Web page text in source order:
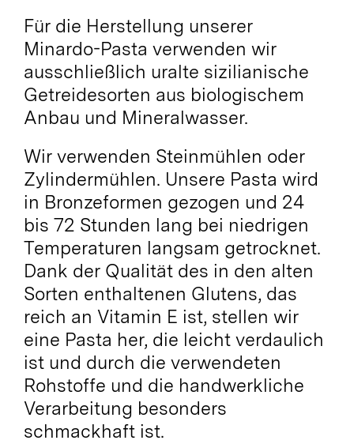
Für die Herstellung unserer
Minardo-Pasta verwenden wir
ausschließlich uralte sizilianische
Getreidesorten aus biologischem
Anbau und Mineralwasser.
Wir verwenden Steinmühlen oder
Zylindermühlen. Unsere Pasta wird
in Bronzeformen gezogen und 24
bis 72 Stunden lang bei niedrigen
Temperaturen langsam getrocknet.
Dank der Qualität des in den alten
Sorten enthaltenen Glutens, das
reich an Vitamin E ist, stellen wir
eine Pasta her, die leicht verdaulich
ist und durch die verwendeten
Rohstoffe und die handwerkliche
Verarbeitung besonders
schmackhaft ist.